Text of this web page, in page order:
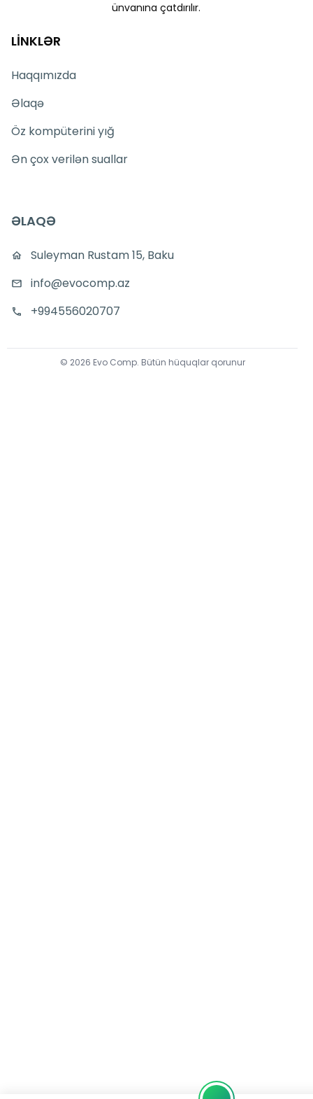
ünvanına çatdırılır.
LİNKLƏR
Haqqımızda
Əlaqə
Öz kompüterini yığ
Ən çox verilən suallar
ƏLAQƏ
Suleyman Rustam 15, Baku
info@evocomp.az
+994556020707
© 2026 Evo Comp. Bütün hüquqlar qorunur